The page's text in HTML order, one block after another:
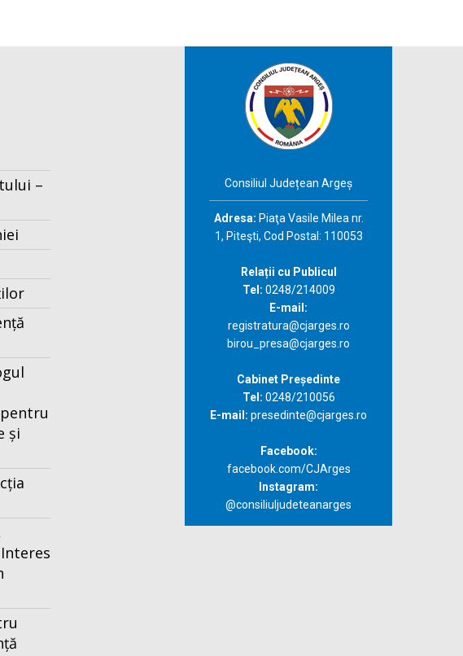
–
și
Consiliul Județean Argeș
Adresa: Piaţa Vasile Milea nr.
1, Piteşti, Cod Postal: 110053
Relații cu Publicul
Tel: 0248/214009
E-mail:
registratura@cjarges.ro
birou_presa@cjarges.ro
Cabinet Președinte
Tel: 0248/210056
E-mail: presedinte@cjarges.ro
Facebook:
facebook.com/CJArges
Instagram:
@consiliuljudeteanarges